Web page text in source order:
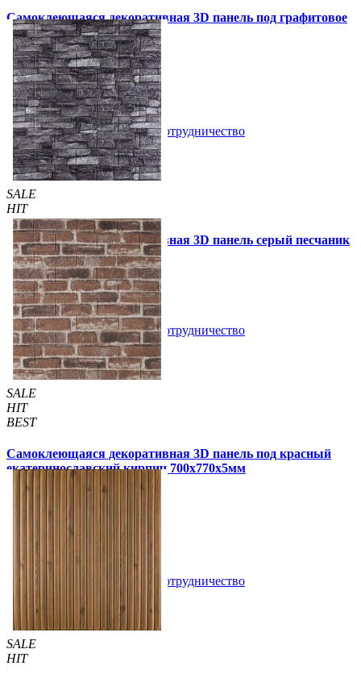
Самоклеющаяся декоративная 3D панель под графитовое
дерево 700x700x5мм
99 грн/шт 170 грн/шт
Купить В закладки Сотрудничество
SALE
HIT
Самоклеющаяся декоративная 3D панель серый песчаник
700x770x3мм (59-3)
69 грн/шт 140 грн/шт
Купить В закладки Сотрудничество
SALE
HIT
BEST
Самоклеющаяся декоративная 3D панель под красный
екатеринославский кирпич 700x770x5мм
105 грн 180 грн
4 отзывов
В закладки Сотрудничество
SALE
HIT